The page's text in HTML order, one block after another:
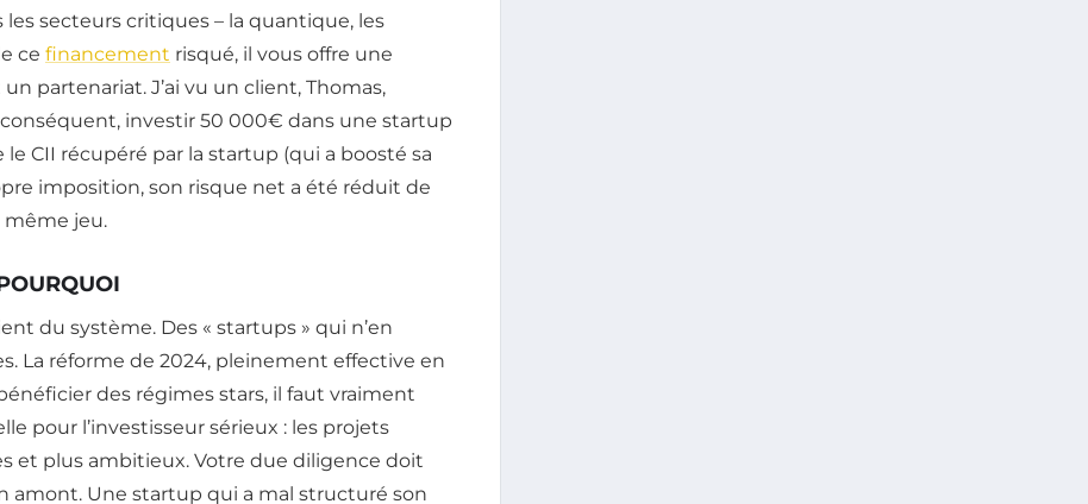
secteurs critiques – la quantique, les
ce financement risqué, il vous offre une
partenariat. J’ai vu un client, Thomas,
investir 50 000€ dans une startup
CII récupéré par la startup (qui a boosté sa
imposition, son risque net a été réduit de
même jeu.
du système. Des « startups » qui n’en
La réforme de 2024, pleinement effective en
des régimes stars, il faut vraiment
pour l’investisseur sérieux : les projets
et plus ambitieux. Votre due diligence doit
amont. Une startup qui a mal structuré son